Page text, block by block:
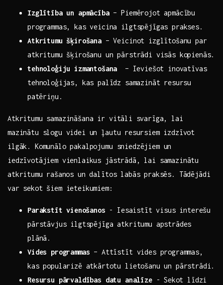
Izglītība​ un apmācība– Piemērojot apmācību
programmas, kas veicina ilgtspējīgas prakses.
Atkritumu šķirošana– Veicinot​ izglītošanu par
atkritumu ‌šķirošanu un pārstrādi visās kopienās.
tehnoloģiju izmantošana ⁢ – Ieviešot inovatīvas
tehnoloģijas, kas palīdz⁢ samazināt resursu
⁤patēriņu.
Atkritumu samazināšana ​ir vitāli ⁤svarīga, lai
mazinātu slogu videi un ļautu ⁣resursiem izdzīvot
ilgāk. Komunālo pakalpojumu sniedzējiem​ un
iedzīvotājiem vienlaikus jāstrādā, lai samazinātu
atkritumu ⁤rašanos un dalītos ‌labās praksēs. Tādējādi
var sekot šiem ieteikumiem:
Parakstīt⁤ vienošanos -⁢ Iesaistīt visus interešu
pārstāvjus ​ilgtspējīga atkritumu apstrādes
plānā.
Vides programmas – Attīstīt vides programmas,
kas popularizē atkārtotu lietošanu un pārstrādi.
Resursu pārvaldības datu⁢ analīze-⁤ Sekot līdzi